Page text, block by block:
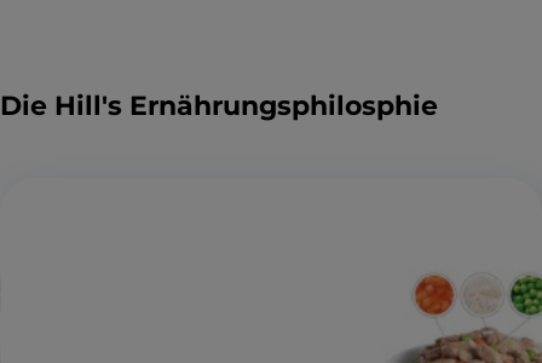
Die Hill's Ernährungsphilosphie